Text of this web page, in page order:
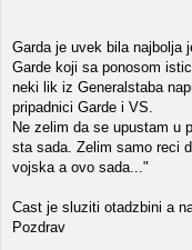
Garda je uvek bila najbolja
Garde koji sa ponosom
neki lik iz Generalstaba
pripadnici Garde i VS.
Ne zelim da se upustam u
sta sada. Zelim samo reci
vojska a ovo sada..."
Cast je sluziti otadzbini a
Pozdrav